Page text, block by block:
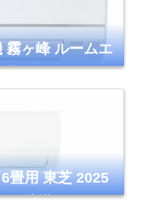
霧ヶ峰 ルームエ
用 ピュアホワ
畳用 東芝 2025
壁掛け クーラ